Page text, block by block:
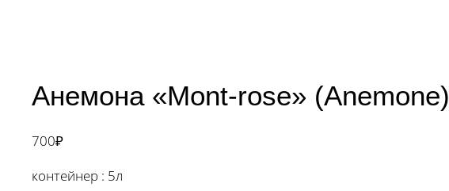
Анемона «Mont-rose» (Anemone)
700₽
контейнер : 5л